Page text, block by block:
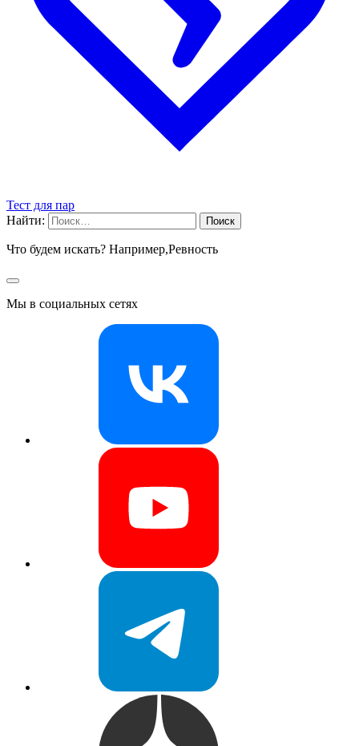
Тест для пар
Найти:
Что будем искать? Например,Ревность
Мы в социальных сетях